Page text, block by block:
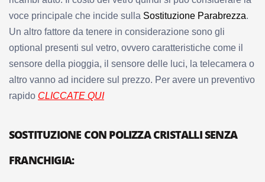
voce principale che incide sulla Sostituzione Parabrezza.
Un altro fattore da tenere in considerazione sono gli
optional presenti sul vetro, ovvero caratteristiche come il
sensore della pioggia, il sensore delle luci, la telecamera o
altro vanno ad incidere sul prezzo. Per avere un preventivo
rapido CLICCATE QUI
SOSTITUZIONE CON POLIZZA CRISTALLI SENZA
FRANCHIGIA: